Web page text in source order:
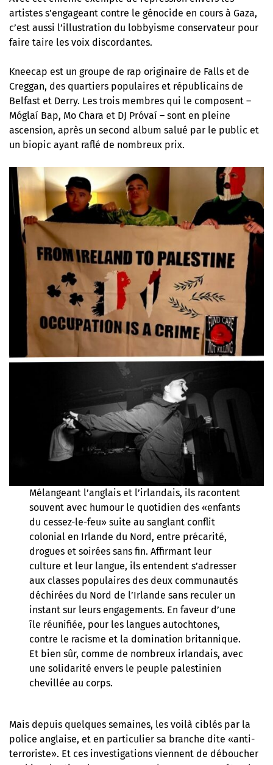
artistes s’engageant contre le génocide en cours à Gaza,
c’est aussi l’illustration du lobbyisme conservateur pour
faire taire les voix discordantes.
Kneecap est un groupe de rap originaire de Falls et de
Creggan, des quartiers populaires et républicains de
Belfast et Derry. Les trois membres qui le composent –
Móglaí Bap, Mo Chara et DJ Próvaí – sont en pleine
ascension, après un second album salué par le public et
un biopic ayant raflé de nombreux prix.
Mélangeant l’anglais et l’irlandais, ils racontent
souvent avec humour le quotidien des «enfants
du cessez-le-feu» suite au sanglant conflit
colonial en Irlande du Nord, entre précarité,
drogues et soirées sans fin. Affirmant leur
culture et leur langue, ils entendent s’adresser
aux classes populaires des deux communautés
déchirées du Nord de l’Irlande sans reculer un
instant sur leurs engagements. En faveur d’une
île réunifiée, pour les langues autochtones,
contre le racisme et la domination britannique.
Et bien sûr, comme de nombreux irlandais, avec
une solidarité envers le peuple palestinien
chevillée au corps.
Mais depuis quelques semaines, les voilà ciblés par la
police anglaise, et en particulier sa branche dite «anti-
terroriste». Et ces investigations viennent de déboucher